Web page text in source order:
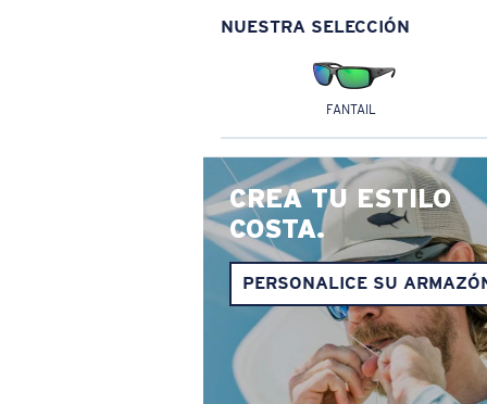
NUESTRA SELECCIÓN
FANTAIL
CREA TU ESTILO
COSTA.
PERSONALICE SU